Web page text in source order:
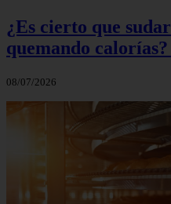
¿Es cierto que
quemando
08/07/2026